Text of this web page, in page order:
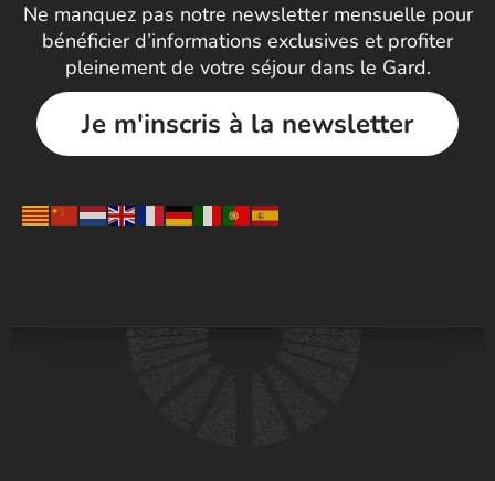
Ne manquez pas notre newsletter mensuelle pour
bénéficier d’informations exclusives et profiter
pleinement de votre séjour dans le Gard.
Je m'inscris à la newsletter